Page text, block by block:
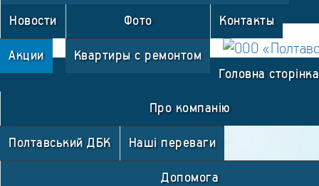
Новости
Акции
Фото
Квартиры с ремонтом
Контакты
Головна сторінка
Про компанію
Полтавський ДБК Наші переваги
Допомога